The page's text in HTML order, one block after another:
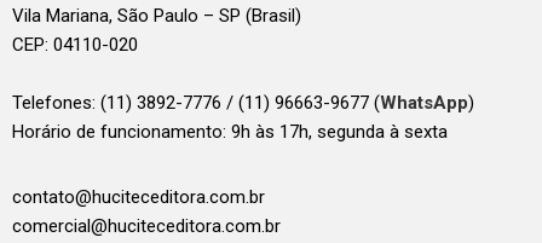
Vila Mariana, São Paulo – SP (Brasil)
CEP: 04110-020
Telefones: (11) 3892-7776 / (11) 96663-9677 (WhatsApp)
Horário de funcionamento: 9h às 17h, segunda à sexta
contato@huciteceditora.com.br
comercial@huciteceditora.com.br